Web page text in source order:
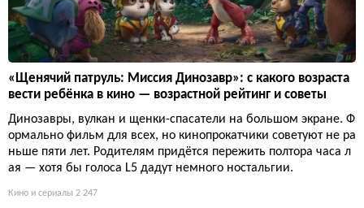
«Щенячий патруль: Миссия Динозавр»: с какого возраста
вести ребёнка в кино — возрастной рейтинг и советы
Динозавры, вулкан и щенки-спасатели на большом экране. Ф
ормально фильм для всех, но кинопрокатчики советуют не ра
ньше пяти лет. Родителям придётся пережить полтора часа л
ая — хотя бы голоса L5 дадут немного ностальгии.
Кино и сериалы 2 247